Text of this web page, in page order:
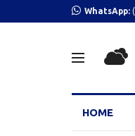
WhatsApp:
HOME